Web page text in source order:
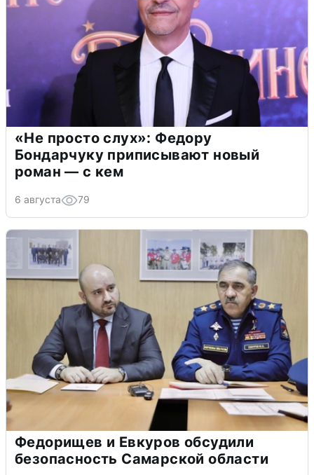
«Не просто слух»: Федору
Бондарчуку приписывают новый
роман — с кем
6 августа 79
Федорищев и Евкуров обсудили
безопасность Самарской области